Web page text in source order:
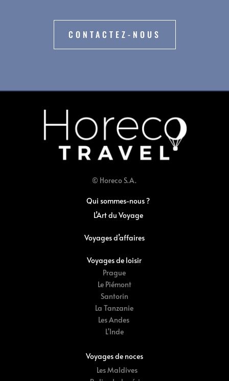
CONTACTEZ-NOUS
© Horeco S.A.
Qui sommes-nous ?
L’Art du Voyage
Voyages d’affaires
Voyages de loisir
Prague
Le Piémont
Santorin
La Tanzanie
Les Andes
L'Inde
Voyages de noces
Les Maldives